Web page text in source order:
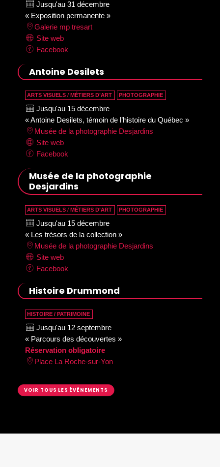
Jusqu'au 31 décembre
« Exposition permanente »
Galerie mp tresart
Site web
Facebook
Antoine Desilets
ARTS VISUELS / MÉTIERS D’ART PHOTOGRAPHIE
Jusqu'au 15 décembre
« Antoine Desilets, témoin de l’histoire du Québec »
Musée de la photographie Desjardins
Site web
Facebook
Musée de la photographie
Desjardins
ARTS VISUELS / MÉTIERS D’ART PHOTOGRAPHIE
Jusqu'au 15 décembre
« Les trésors de la collection »
Musée de la photographie Desjardins
Site web
Facebook
Histoire Drummond
HISTOIRE / PATRIMOINE
Jusqu'au 12 septembre
« Parcours des découvertes »
Réservation obligatoire
Place La Roche-sur-Yon
VOIR TOUS LES ÉVÉNEMENTS